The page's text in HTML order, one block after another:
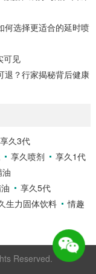
何选择更适合的延时喷
可见
退？行家揭秘背后健康
享久3代
享久喷剂
享久1代
享久5代
生力固体饮料
情趣
Reserved.